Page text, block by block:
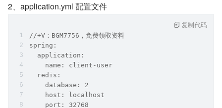
2、application.yml 配置文件
//+V：BGM7756，免费领取资料
spring:
  application:
    name: client-user
  redis:
    database: 2
    host: localhost
    port: 32768
复制代码